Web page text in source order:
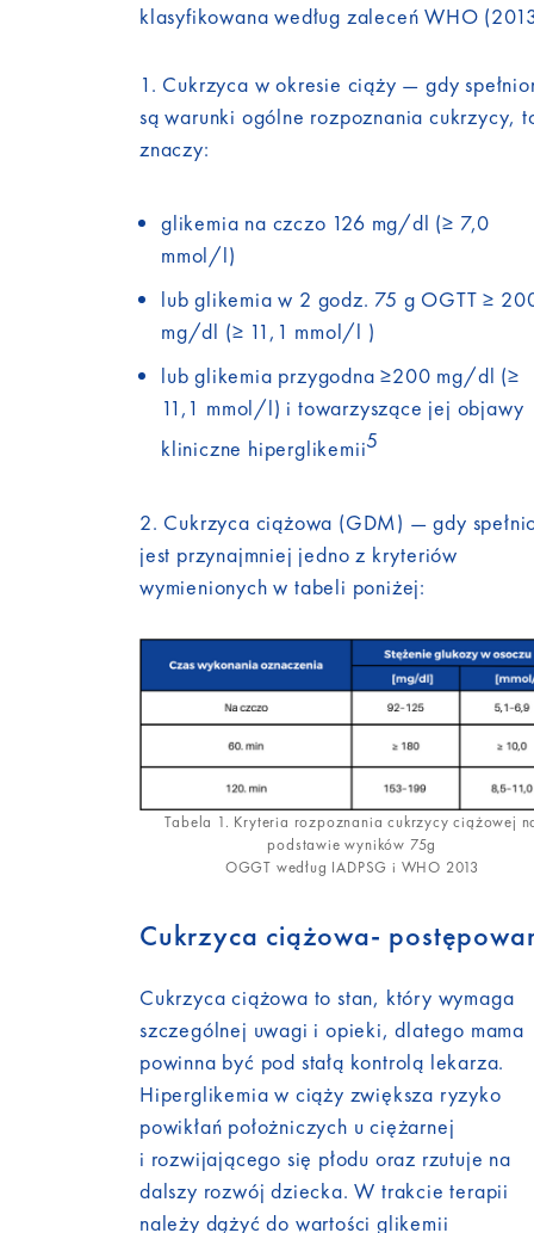
klasyfikowana według zaleceń WHO
1. Cukrzyca w okresie ciąży — gdy
są warunki ogólne rozpoznania cukrzycy,
znaczy:
glikemia na czczo 126 mg/dl (≥ 7,0
mmol/l)
lub glikemia w 2 godz. 75 g OGTT ≥
mg/dl (≥ 11,1 mmol/l )
lub glikemia przygodna ≥200 mg/dl (≥
11,1 mmol/l) i towarzyszące jej objawy
kliniczne hiperglikemii5
2. Cukrzyca ciążowa (GDM) — gdy
jest przynajmniej jedno z kryteriów
wymienionych w tabeli poniżej:
Tabela 1. Kryteria rozpoznania cukrzycy ciążowej
podstawie wyników 75g
OGGT według IADPSG i WHO 2013
Cukrzyca ciążowa-
Cukrzyca ciążowa to stan, który wymaga
szczególnej uwagi i opieki, dlatego mama
powinna być pod stałą kontrolą lekarza.
Hiperglikemia w ciąży zwiększa ryzyko
powikłań położniczych u ciężarnej
i rozwijającego się płodu oraz rzutuje na
dalszy rozwój dziecka. W trakcie terapii
należy dążyć do wartości glikemii